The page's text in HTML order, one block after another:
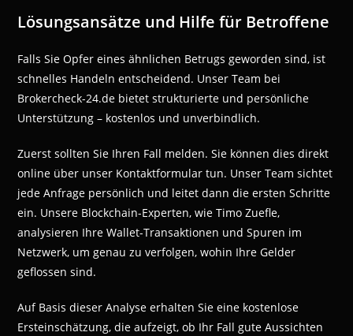
Lösungsansätze und Hilfe für Betroffene
Falls Sie Opfer eines ähnlichen Betrugs geworden sind, ist
schnelles Handeln entscheidend. Unser Team bei
Brokercheck-24.de bietet strukturierte und persönliche
Unterstützung – kostenlos und unverbindlich.
Zuerst sollten Sie Ihren Fall melden. Sie können dies direkt
online über unser Kontaktformular tun. Unser Team sichtet
jede Anfrage persönlich und leitet dann die ersten Schritte
ein. Unsere Blockchain-Experten, wie Timo Zuefle,
analysieren Ihre Wallet-Transaktionen und Spuren im
Netzwerk, um genau zu verfolgen, wohin Ihre Gelder
geflossen sind.
Auf Basis dieser Analyse erhalten Sie eine kostenlose
Ersteinschätzung, die aufzeigt, ob Ihr Fall gute Aussichten